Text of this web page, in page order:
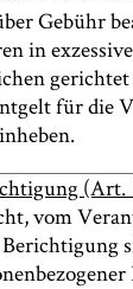
Gebühr
in
für die
(Art.
vom